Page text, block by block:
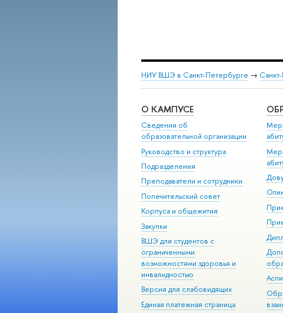
НИУ ВШЭ в Санкт-Петербурге →
О КАМПУСЕ
Сведения об
образовательной организации
Руководство и структура
Подразделения
Преподаватели и сотрудники
Попечительский совет
Корпуса и общежития
Закупки
ВШЭ для студентов с
ограниченными
возможностями здоровья и
инвалидностью
Версия для слабовидящих
Единая платежная страница